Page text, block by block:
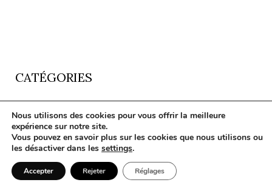
CATÉGORIES
Accessoires de voyage
Afrique
Nous utilisons des cookies pour vous offrir la meilleure
expérience sur notre site.
Vous pouvez en savoir plus sur les cookies que nous utilisons ou
les désactiver dans les settings.
Accepter Rejeter Réglages